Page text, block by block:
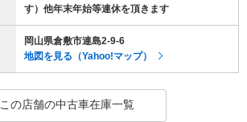
す）他年末年始等連休を頂きます
岡山県倉敷市連島2-9-6
地図を見る（Yahoo!マップ）
この店舗の中古車在庫一覧